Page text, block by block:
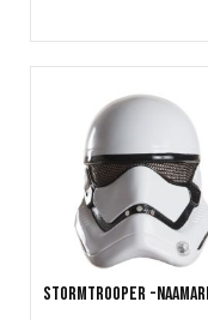
Stormtrooper -naamari